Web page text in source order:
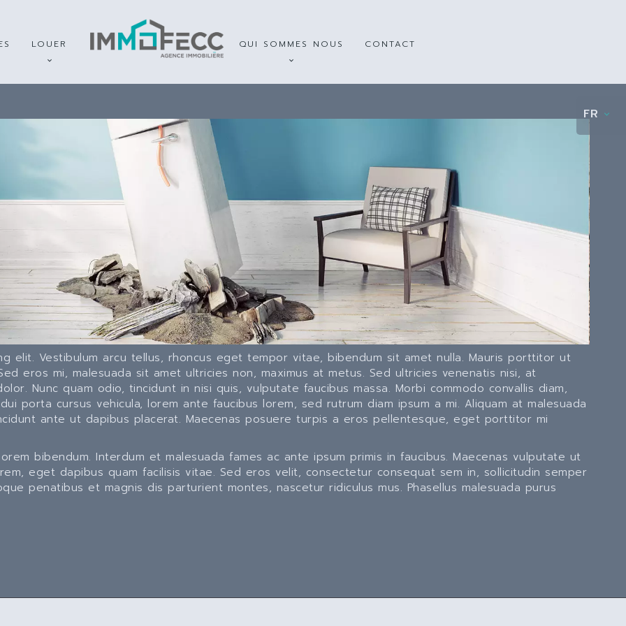
FR
LOUER QUI SOMMES NOUS CONTACT
elit. Vestibulum arcu tellus, rhoncus eget tempor vitae, bibendum sit amet nulla. Mauris porttitor ut
eros mi, malesuada sit amet ultricies non, maximus at metus. Sed ultricies venenatis nisi, at
Nunc quam odio, tincidunt in nisi quis, vulputate faucibus massa. Morbi commodo convallis diam,
porta cursus vehicula, lorem ante faucibus lorem, sed rutrum diam ipsum a mi. Aliquam at malesuada
ante ut dapibus placerat. Maecenas posuere turpis a eros pellentesque, eget porttitor mi
bibendum. Interdum et malesuada fames ac ante ipsum primis in faucibus. Maecenas vulputate ut
eget dapibus quam facilisis vitae. Sed eros velit, consectetur consequat sem in, sollicitudin semper
penatibus et magnis dis parturient montes, nascetur ridiculus mus. Phasellus malesuada purus